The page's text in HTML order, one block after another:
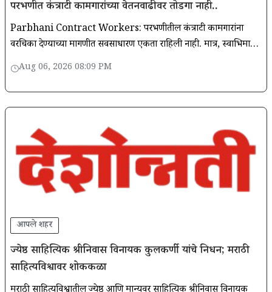
परभणीत कंत्राटी कामगारांच्या वेतनवाढीवर तोडगा नाही..
Parbhani Contract Workers: परभणीतील कंत्राटी कामगारांना
वरचिका देण्याच्या मागणीत सर्वसाधारण एकता राहिली नाही. मात्र, स्वाभिमानी
संघांनी कायमच पुढे येण्याचा निर्णय घेतला.
Aug 06, 2026 08:09 PM
आपले शहर
ज्येष्ठ साहित्यिक श्रीनिवास विनायक कुलकर्णी यांचे निधन; मराठी
साहित्यविश्वावर शोककळा